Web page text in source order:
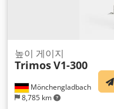
Mönchengladbach
8,785 km
높이 게이지
TrimosV1-300